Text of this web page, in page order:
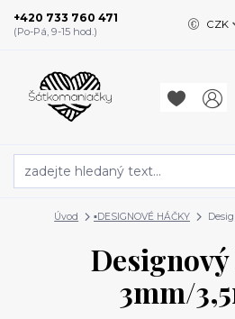
CZK
+420 733 760 471
(Po-Pá, 9-15 hod.)
Úvod ▪️DESIGNOVÉ HÁČKY
Designový
3mm/